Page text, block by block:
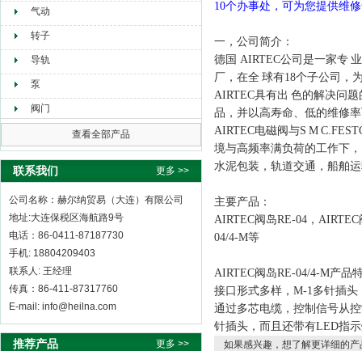
气动
转子
导轨
泵
阀门
查看全部产品
联系我们 更多 >>
公司名称：赫尔纳贸易（大连）有限公司
地址:大连保税区海航路9号
电话：86-0411-87187730
手机: 18804209403
联系人: 王经理
传真：86-411-87317760
E-mail: info@heilna.com
推荐产品 更多 >>
10个办事处，可为您提供维修
一，公司简介：
德国 AIRTEC公司是一家专
厂，在全 球有18个子公司，
AIRTEC具有出 色的解决问
品，并以高寿命、低的维修
AIRTEC电磁阀与S M
境与高频率满负荷的工作下
水泥包装，轨道交通，船舶
主要产品：
AIRTEC阀岛RE-04 ，
04/4-M等
AIRTEC阀岛RE-04/4-M产品
接口形式多样，M-1多针插头
通过多芯电缆，控制信号从
针插头，而且还带有LED指
如果感兴趣，想了解更详细的